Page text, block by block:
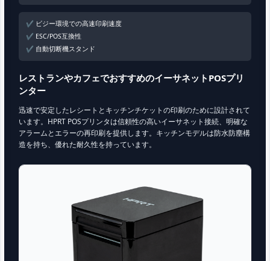
✔ ビジー環境での高速印刷速度
✔ ESC/POS互換性
✔ 自動切断機スタンド
レストランやカフェでおすすめのイーサネットPOSプリ
ンター
迅速で安定したレシートとキッチンチケットの印刷のために設計されて
います。HPRT POSプリンタは信頼性の高いイーサネット接続、明確な
アラームとエラーの再印刷を提供します。キッチンモデルは防水防塵構
造を持ち、優れた耐久性を持っています。